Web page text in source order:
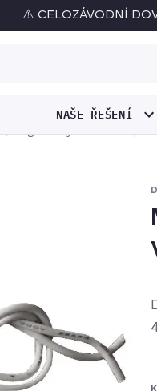
⚠️ CELOZÁVODNÍ
NAŠE ŘEŠENÍ